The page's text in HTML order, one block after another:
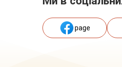
page